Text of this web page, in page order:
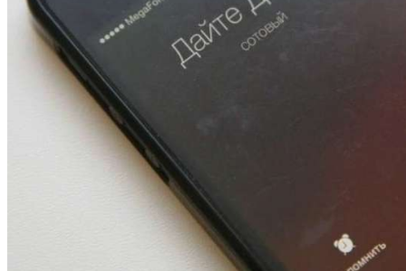
18:39
В Красноармейском районе Волгограда стартует
конкурс на ремонт моста через Волго‑Донской
судоходный канал
Фестиваль #ТриЧетыре в Волгограде пройдёт
11–13 сентября в рамках Года единства народов